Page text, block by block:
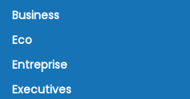
Business
Eco
Entreprise
Executives